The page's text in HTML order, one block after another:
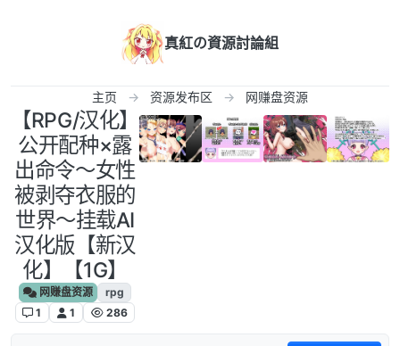
真紅の資源討論組
主页 资源发布区 网赚盘资源
【RPG/汉化】
公开配种×露
出命令～女性
被剥夺衣服的
世界～挂载AI
汉化版【新汉
化】【1G】
网赚盘资源
rpg
1
1 286